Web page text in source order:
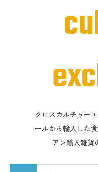
クロスカルチャー
ールから輸入した
アン輸入雑貨